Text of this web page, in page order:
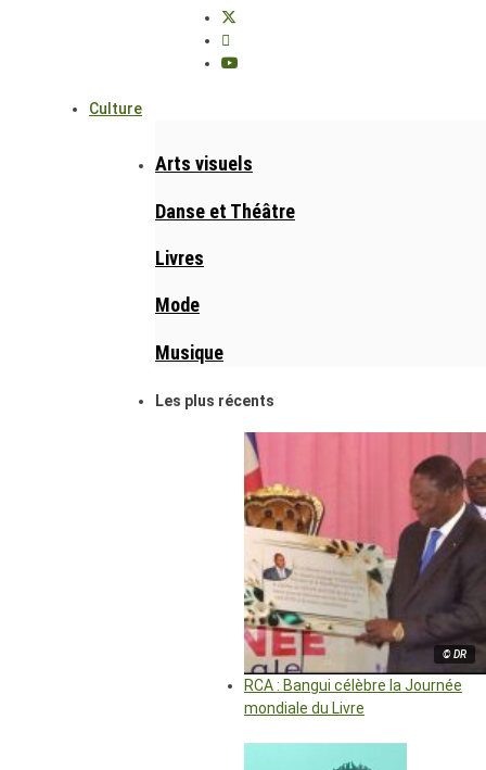
Culture
Arts visuels
Danse et Théâtre
Livres
Mode
Musique
Les plus récents
© DR
RCA : Bangui célèbre la Journée
mondiale du Livre